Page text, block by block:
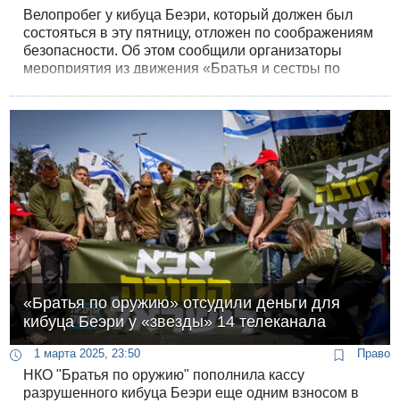
Велопробег у кибуца Беэри, который должен был
состояться в эту пятницу, отложен по соображениям
безопасности. Об этом сообщили организаторы
мероприятия из движения «Братья и сестры по
«Братья по оружию» отсудили деньги для
кибуца Беэри у «звезды» 14 телеканала
1 марта 2025, 23:50 Право
НКО "Братья по оружию" пополнила кассу
разрушенного кибуца Беэри еще одним взносом в